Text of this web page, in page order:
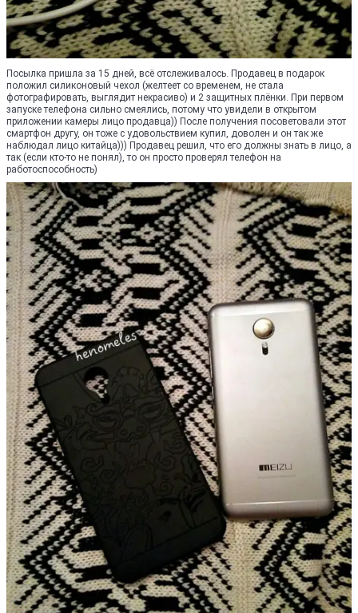
Посылка пришла за 15 дней, всё отслеживалось. Продавец в подарок
положил силиконовый чехол (желтеет со временем, не стала
фотографировать, выглядит некрасиво) и 2 защитных плёнки. При первом
запуске телефона сильно смеялись, потому что увидели в открытом
приложении камеры лицо продавца)) После получения посоветовали этот
смартфон другу, он тоже с удовольствием купил, доволен и он так же
наблюдал лицо китайца))) Продавец решил, что его должны знать в лицо, а
так (если кто-то не понял), то он просто проверял телефон на
работоспособность)